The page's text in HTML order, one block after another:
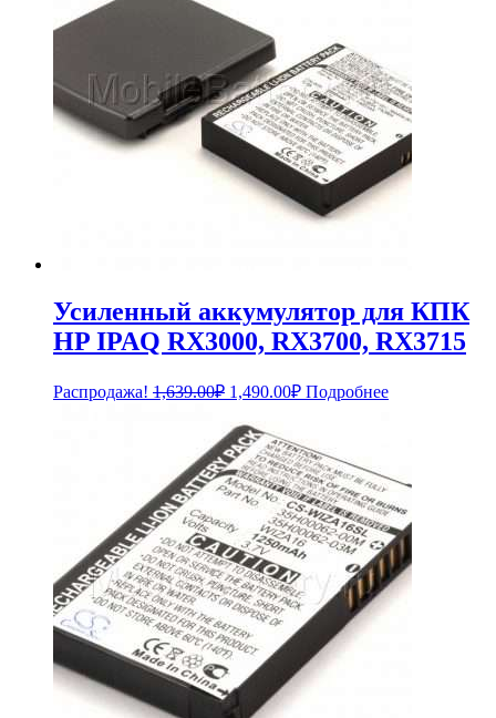
Усиленный аккумулятор для КПК
HP IPAQ RX3000, RX3700, RX3715
Распродажа! 1,639.00₽ Первоначальная
составляла
1,639.00₽.
1,490.00₽Текущая
цена:
Подробнее